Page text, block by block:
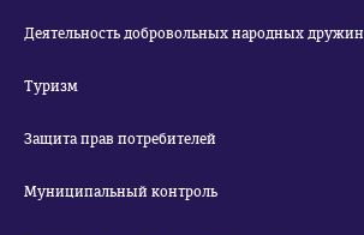
Деятельность добровольных народных дружин
Туризм
Защита прав потребителей
Муниципальный контроль